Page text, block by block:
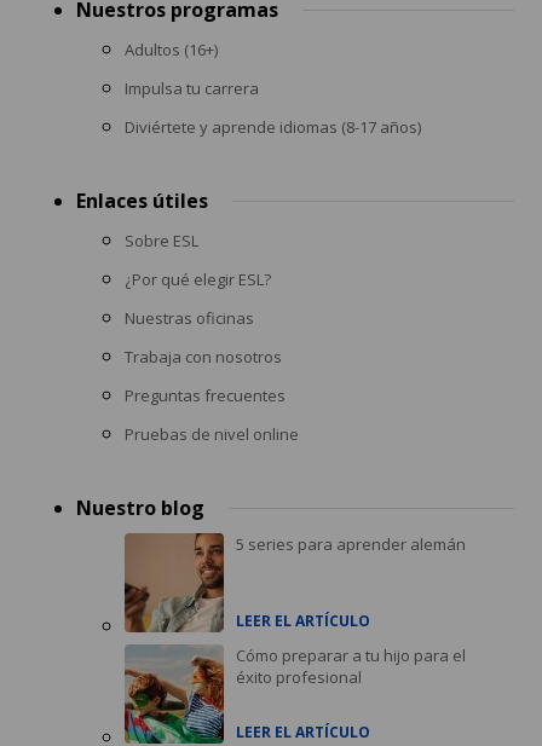
menuNuestros programas
Adultos (16+)
Impulsa tu carrera
Diviértete y aprende idiomas (8-17 años)
Enlaces útiles
Sobre ESL
¿Por qué elegir ESL?
Nuestras oficinas
Trabaja con nosotros
Preguntas frecuentes
Pruebas de nivel online
Nuestro blog
5 series para aprender alemán
LEER EL ARTÍCULO
Cómo preparar a tu hijo para el
éxito profesional
LEER EL ARTÍCULO